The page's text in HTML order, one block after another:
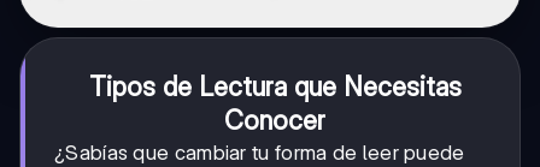
Tipos de Lectura que Necesitas
Conocer
¿Sabías que cambiar tu forma de leer puede